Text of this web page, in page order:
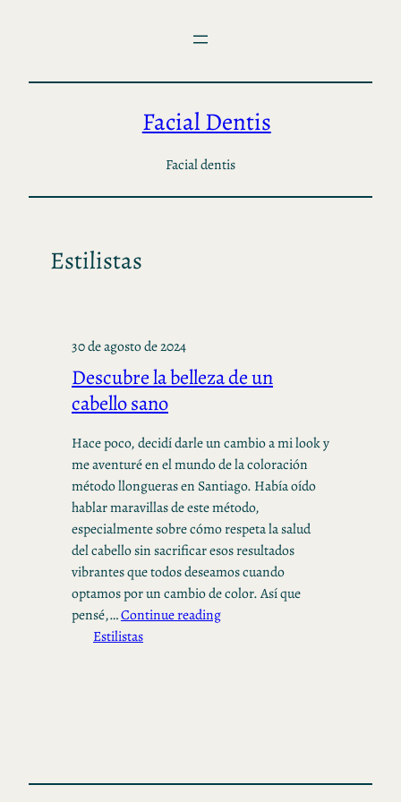
Facial Dentis
Facial dentis
Estilistas
30 de agosto de 2024
Descubre la belleza de un
cabello sano
Hace poco, decidí darle un cambio a mi look y
me aventuré en el mundo de la coloración
método llongueras en Santiago. Había oído
hablar maravillas de este método,
especialmente sobre cómo respeta la salud
del cabello sin sacrificar esos resultados
vibrantes que todos deseamos cuando
optamos por un cambio de color. Así que
pensé,…Continue reading
Estilistas